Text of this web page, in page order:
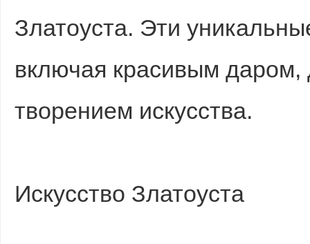
Златоуста. Эти
включая красивым
творением искусства.
Искусство Златоуста